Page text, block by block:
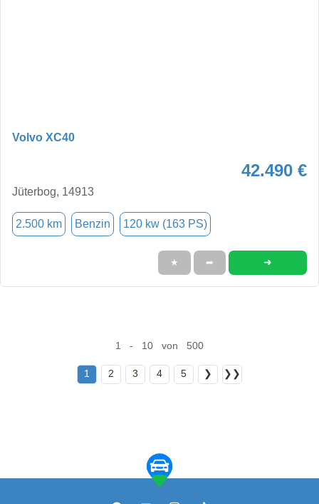
Volvo XC40
42.490 €
Jüterbog, 14913
2.500 km Benzin 120 kw (163 PS)
★ ➦ ➜
1 - 10 von 500
1 2 3 4 5 ❯ ❯❯